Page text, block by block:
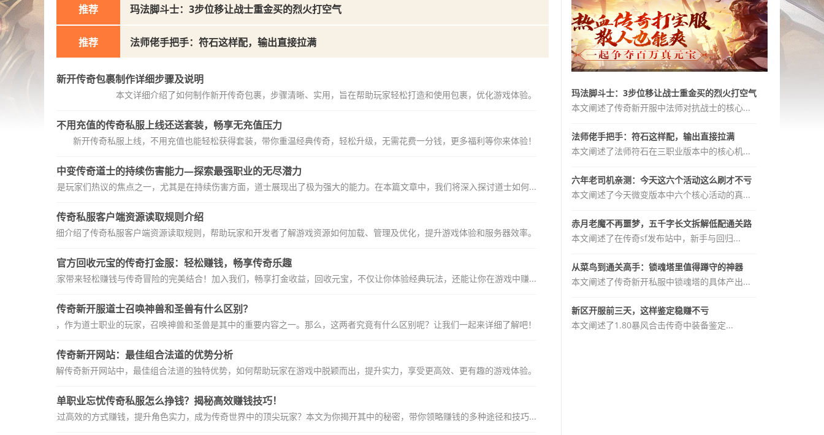
推荐 玛法脚斗士：3步位移让战士重金买的烈火打空气
推荐 法师佬手把手：符石这样配，输出直接拉满
新开传奇包裹制作详细步骤及说明
本文详细介绍了如何制作新开传奇包裹，步骤清晰、实用，旨在帮助玩家轻松打造和使用包裹，优化游戏体验。
不用充值的传奇私服上线还送套装，畅享无充值压力
新开传奇私服上线，不用充值也能轻松获得套装，带你重温经典传奇，轻松升级，无需花费一分钱，更多福利等你来体验！
中变传奇道士的持续伤害能力—探索最强职业的无尽潜力
业一直以来都是玩家们热议的焦点之一，尤其是在持续伤害方面，道士展现出了极为强大的能力。在本篇文章中，我们将深入探讨道士如何...
传奇私服客户端资源读取规则介绍
本文详细介绍了传奇私服客户端资源读取规则，帮助玩家和开发者了解游戏资源如何加载、管理及优化，提升游戏体验和服务器效率。
官方回收元宝的传奇打金服：轻松赚钱，畅享传奇乐趣
打金服，为玩家带来轻松赚钱与传奇冒险的完美结合！加入我们，畅享打金收益，回收元宝，不仅让你体验经典玩法，还能让你在游戏中赚...
传奇新开服道士召唤神兽和圣兽有什么区别？
奇》新开服中，作为道士职业的玩家，召唤神兽和圣兽是其中的重要内容之一。那么，这两者究竟有什么区别呢？让我们一起来详细了解吧！
传奇新开网站：最佳组合法道的优势分析
了解传奇新开网站中，最佳组合法道的独特优势，如何帮助玩家在游戏中脱颖而出，提升实力，享受更高效、更有趣的游戏体验。
单职业忘忧传奇私服怎么挣钱？揭秘高效赚钱技巧！
服中，如何通过高效的方式赚钱，提升角色实力，成为传奇世界中的顶尖玩家？本文为你揭开其中的秘密，带你领略赚钱的多种途径和技巧...
玛法脚斗士：3步位移让战士重金买的烈火打空气
本文阐述了传奇新开服中法师对抗战士的核心...
法师佬手把手：符石这样配，输出直接拉满
本文阐述了法师符石在三职业版本中的核心机...
六年老司机亲测：今天这六个活动这么刷才不亏
本文阐述了今天微变版本中六个核心活动的真...
赤月老魔不再噩梦，五千字长文拆解低配通关路
本文阐述了在传奇sf发布站中，新手与回归...
从菜鸟到通关高手：锁魂塔里值得蹲守的神器
本文阐述了传奇新开私服中锁魂塔的具体产出...
新区开服前三天，这样鉴定稳赚不亏
本文阐述了1.80暴风合击传奇中装备鉴定...